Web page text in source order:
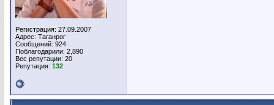
Регистрация: 27.09.2007
Адрес: Таганрог
Сообщений: 924
Поблагодарили: 2,890
Вес репутации: 20
Репутация: 132